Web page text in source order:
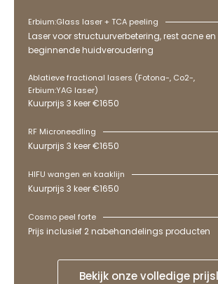
Erbium:Glass laser + TCA peeling
Laser voor structuurverbetering, rest acne en
beginnende huidveroudering
Ablatieve fractional lasers (Fotona-, Co2-,
Erbium:YAG laser)
Kuurprijs 3 keer €1650
RF Microneedling
Kuurprijs 3 keer €1650
HIFU wangen en kaaklijn
Kuurprijs 3 keer €1650
Cosmo peel forte
Prijs inclusief 2 nabehandelings producten
Bekijk onze volledige